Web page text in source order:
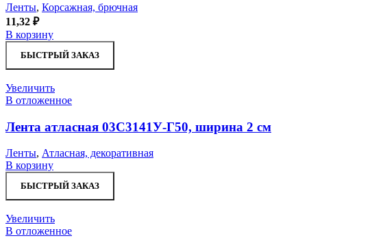
Ленты, Корсажная, брючная
11,32 ₽
В корзину
БЫСТРЫЙ ЗАКАЗ
Увеличить
В отложенное
Лента атласная 03С3141У-Г50, ширина 2 см
Ленты, Атласная, декоративная
В корзину
БЫСТРЫЙ ЗАКАЗ
Увеличить
В отложенное